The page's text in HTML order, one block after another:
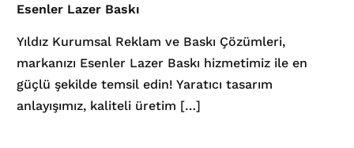
Esenler Lazer Baskı
Yıldız Kurumsal Reklam ve Baskı Çözümleri,
markanızı Esenler Lazer Baskı hizmetimiz ile en
güçlü şekilde temsil edin! Yaratıcı tasarım
anlayışımız, kaliteli üretim […]